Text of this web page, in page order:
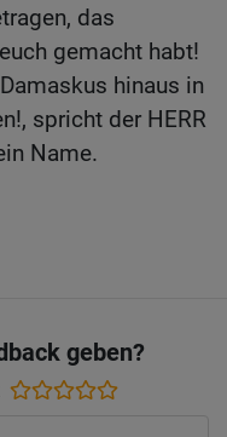
das
gemacht habt!
hinaus in
spricht der HERR
Name.
geben?